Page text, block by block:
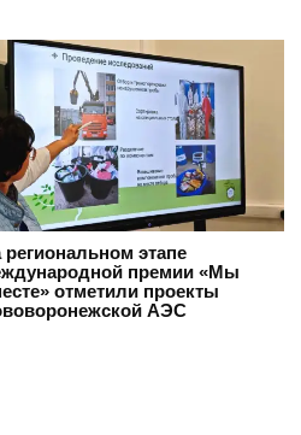
региональном этапе
премии «Мы
отметили проекты
АЭС